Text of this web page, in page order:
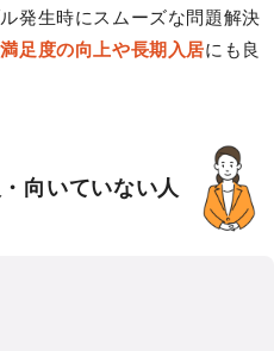
発生時にスムーズな問題解決
足度の向上や長期入居にも良
向いていない人